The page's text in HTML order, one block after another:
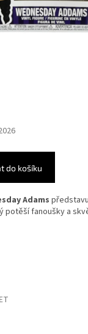
do košíku
Adams
fanoušky a